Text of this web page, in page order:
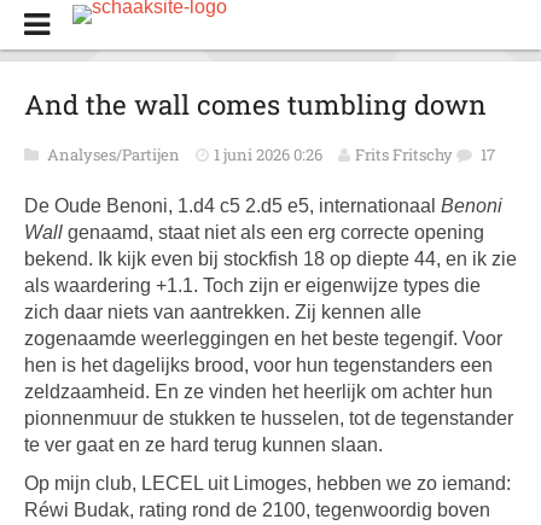
And the wall comes tumbling down
Analyses/Partijen 1 juni 2026 0:26 Frits Fritschy 17
De Oude Benoni, 1.d4 c5 2.d5 e5, internationaal Benoni
Wall genaamd, staat niet als een erg correcte opening
bekend. Ik kijk even bij stockfish 18 op diepte 44, en ik zie
als waardering +1.1. Toch zijn er eigenwijze types die
zich daar niets van aantrekken. Zij kennen alle
zogenaamde weerleggingen en het beste tegengif. Voor
hen is het dagelijks brood, voor hun tegenstanders een
zeldzaamheid. En ze vinden het heerlijk om achter hun
pionnenmuur de stukken te husselen, tot de tegenstander
te ver gaat en ze hard terug kunnen slaan.
Op mijn club, LECEL uit Limoges, hebben we zo iemand:
Réwi Budak, rating rond de 2100, tegenwoordig boven